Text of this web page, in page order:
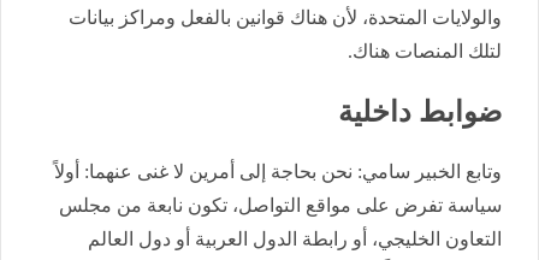
والولايات المتحدة، لأن هناك قوانين بالفعل ومراكز بيانات
لتلك المنصات هناك.
ضوابط داخلية
وتابع الخبير سامي: نحن بحاجة إلى أمرين لا غنى عنهما: أولاً
سياسة تفرض على مواقع التواصل، تكون نابعة من مجلس
التعاون الخليجي، أو رابطة الدول العربية أو دول العالم